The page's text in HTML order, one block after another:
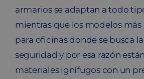
armarios se adaptan a todo
mientras que los modelos más
para oficinas donde se busca
seguridad y por esa razón
materiales ignífugos con un